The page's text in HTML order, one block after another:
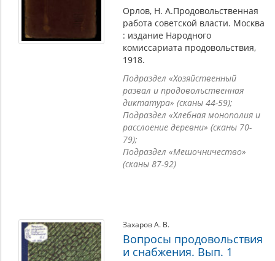
Орлов, Н. А.Продовольственная
работа советской власти. Москва
: издание Народного
комиссариата продовольствия,
1918.
Подраздел «Хозяйственный
развал и продовольственная
диктатура» (сканы 44-59);
Подраздел «Хлебная монополия и
расслоение деревни» (сканы 70-
79);
Подраздел «Мешочничество»
(сканы 87-92)
Захаров А. В.
Вопросы продовольствия
и снабжения. Вып. 1